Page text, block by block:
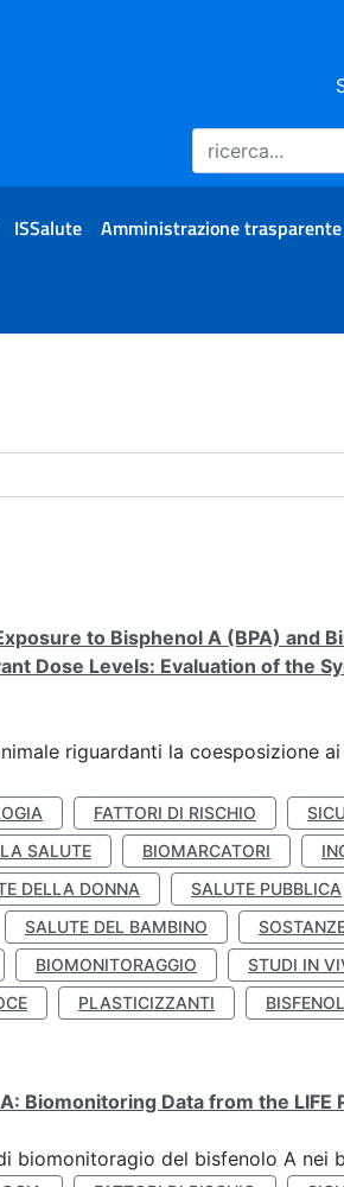
ISSalute Amministrazione trasparente
to Bisphenol A (BPA) and
Dose Levels: Evaluation of the
riguardanti la coesposizione
FATTORI DI RISCHIO
SALUTE BIOMARCATORI
DELLA DONNA SALUTE PUBBLICA
SALUTE DEL BAMBINO
BIOMONITORAGGIO STUDI IN
PLASTICIZZANTI
Biomonitoring Data from the LIFE
biomonitoragio del bisfenolo A nei